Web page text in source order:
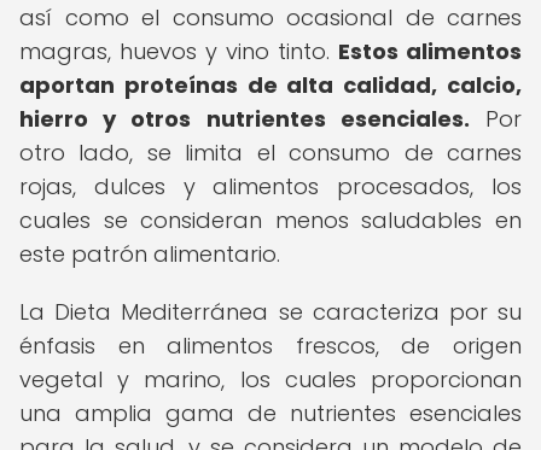
así como el consumo ocasional de carnes
magras, huevos y vino tinto. Estos alimentos
aportan proteínas de alta calidad, calcio,
hierro y otros nutrientes esenciales. Por
otro lado, se limita el consumo de carnes
rojas, dulces y alimentos procesados, los
cuales se consideran menos saludables en
este patrón alimentario.
La Dieta Mediterránea se caracteriza por su
énfasis en alimentos frescos, de origen
vegetal y marino, los cuales proporcionan
una amplia gama de nutrientes esenciales